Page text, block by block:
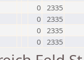
0 2335
0 2335
0 2335
0 2335